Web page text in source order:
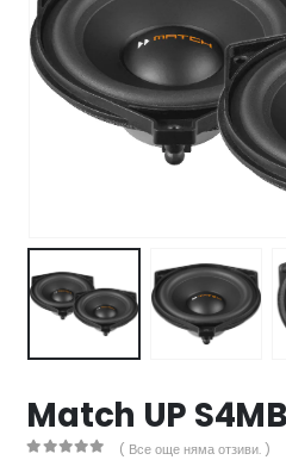
Match UP
( Все още няма отзиви. )
лв..
лв..